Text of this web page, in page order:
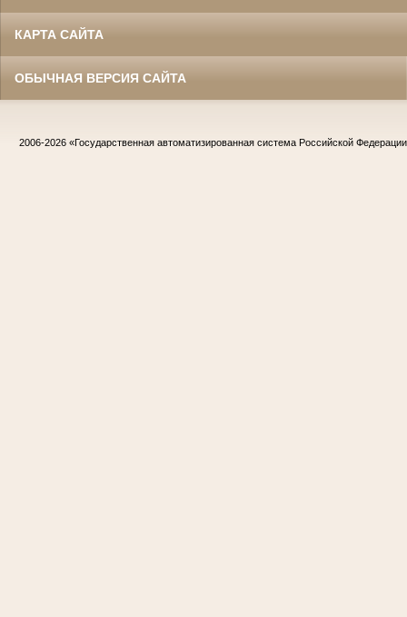
КАРТА САЙТА
ОБЫЧНАЯ ВЕРСИЯ САЙТА
2006-2026 «Государственная автоматизированная система Российской